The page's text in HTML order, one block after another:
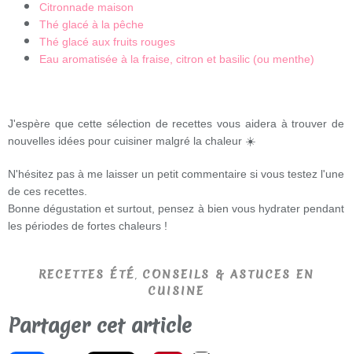
Citronnade maison
Thé glacé à la pêche
Thé glacé aux fruits rouges
Eau aromatisée à la fraise, citron et basilic (ou menthe)
J'espère que cette sélection de recettes vous aidera à trouver de
nouvelles idées pour cuisiner malgré la chaleur ☀️
N'hésitez pas à me laisser un petit commentaire si vous testez l'une
de ces recettes.
Bonne dégustation et surtout, pensez à bien vous hydrater pendant
les périodes de fortes chaleurs !
RECETTES ÉTÉ, CONSEILS & ASTUCES EN
CUISINE
Partager cet article